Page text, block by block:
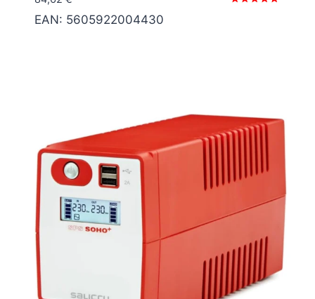
EAN: 5605922004430